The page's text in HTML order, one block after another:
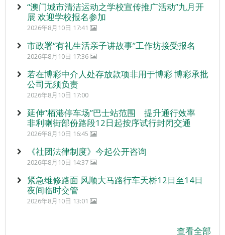
“澳门城市清洁运动之学校宣传推广活动”九月开
展 欢迎学校报名参加
2026年8月10日 17:41
市政署“有礼生活亲子讲故事”工作坊接受报名
2026年8月10日 17:36
若在博彩中介人处存放款项非用于博彩 博彩承批
公司无须负责
2026年8月10日 17:00
延伸“栢港停车场”巴士站范围 提升通行效率
非利喇街部份路段12日起按序试行封闭交通
2026年8月10日 16:45
《社团法律制度》今起公开咨询
2026年8月10日 14:37
紧急维修路面 风顺大马路行车天桥12日至14日
夜间临时交管
2026年8月10日 13:01
查看全部